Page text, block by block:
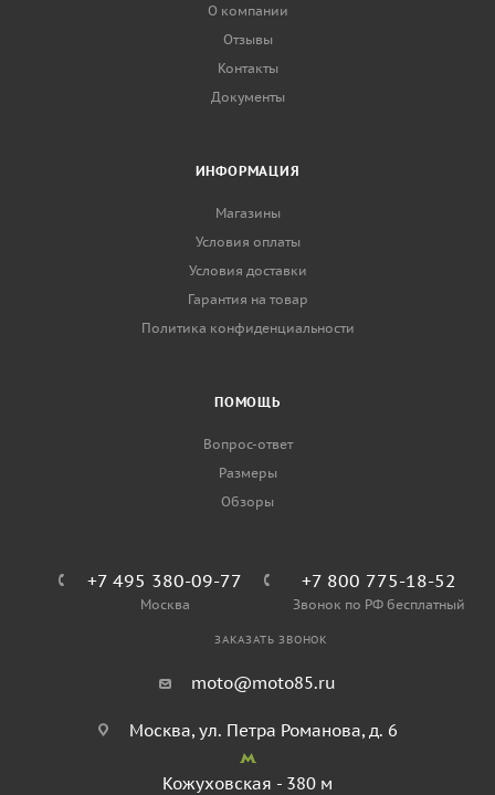
О компании
Отзывы
Контакты
Документы
ИНФОРМАЦИЯ
Магазины
Условия оплаты
Условия доставки
Гарантия на товар
Политика конфиденциальности
ПОМОЩЬ
Вопрос-ответ
Размеры
Обзоры
+7 495 380-09-77
Москва
+7 800 775-18-52
Звонок по РФ бесплатный
ЗАКАЗАТЬ ЗВОНОК
moto@moto85.ru
Москва, ул. Петра Романова, д. 6
Кожуховская - 380 м